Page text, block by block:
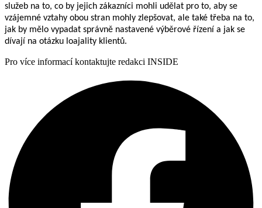
služeb na to, co by jejich zákazníci mohli udělat pro to, aby se
vzájemné vztahy obou stran mohly zlepšovat, ale také třeba na to,
jak by mělo vypadat správně nastavené výběrové řízení a jak se
dívají na otázku loajality klientů.
Pro více informací kontaktujte redakci INSIDE